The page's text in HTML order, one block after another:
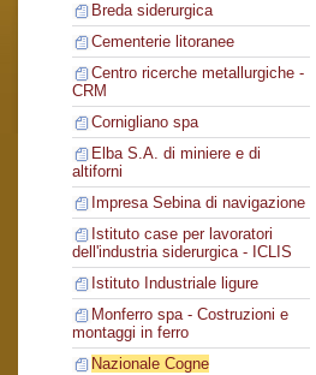
Breda siderurgica
Cementerie litoranee
Centro ricerche metallurgiche -
CRM
Cornigliano spa
Elba S.A. di miniere e di
altiforni
Impresa Sebina di navigazione
Istituto case per lavoratori
dell'industria siderurgica - ICLIS
Istituto Industriale ligure
Monferro spa - Costruzioni e
montaggi in ferro
Nazionale Cogne